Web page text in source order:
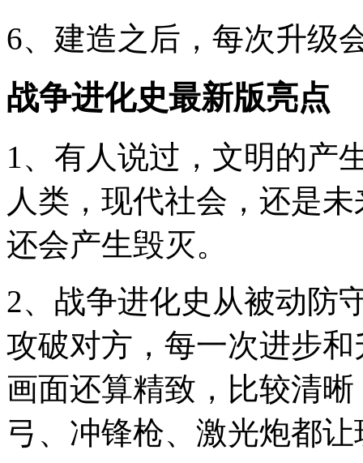
6、建造之后，每次升级
战争进化史最新版亮点
1、有人说过，文明的产
人类，现代社会，还是
还会产生毁灭。
2、战争进化史从被动防
攻破对方，每一次进步
画面还算精致，比较清
弓、冲锋枪、激光炮都